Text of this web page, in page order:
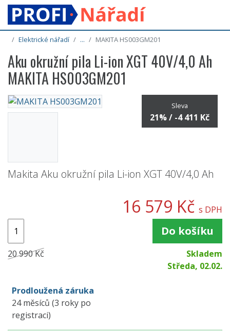
Elektrické nářadí ... MAKITA HS003GM201
Aku okružní pila Li-ion XGT 40V/4,0 Ah
MAKITA HS003GM201
Sleva
21% / -4 411 Kč
Makita Aku okružní pila Li-ion XGT 40V/4,0 Ah
16 579 Kč s DPH
Do košíku
20 990 Kč
Skladem
Středa, 02.02.
Prodloužená záruka
24 měsíců (3 roky po
registraci)